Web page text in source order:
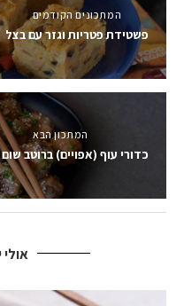
המתכונים הקודמים
פשטידת פטריות וגזר עם בצל
המתכון הבא
כדורי עוף (אפויים) ברוטב
אולי